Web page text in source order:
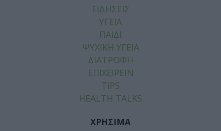
ΕΙΔΗΣΕΙΣ
ΥΓΕΙΑ
ΠΑΙΔΙ
ΨΥΧΙΚΗ ΥΓΕΙΑ
ΔΙΑΤΡΟΦΗ
ΕΠΙΧΕΙΡΕΙΝ
TIPS
HEALTH TALKS
ΧΡΗΣΙΜΑ